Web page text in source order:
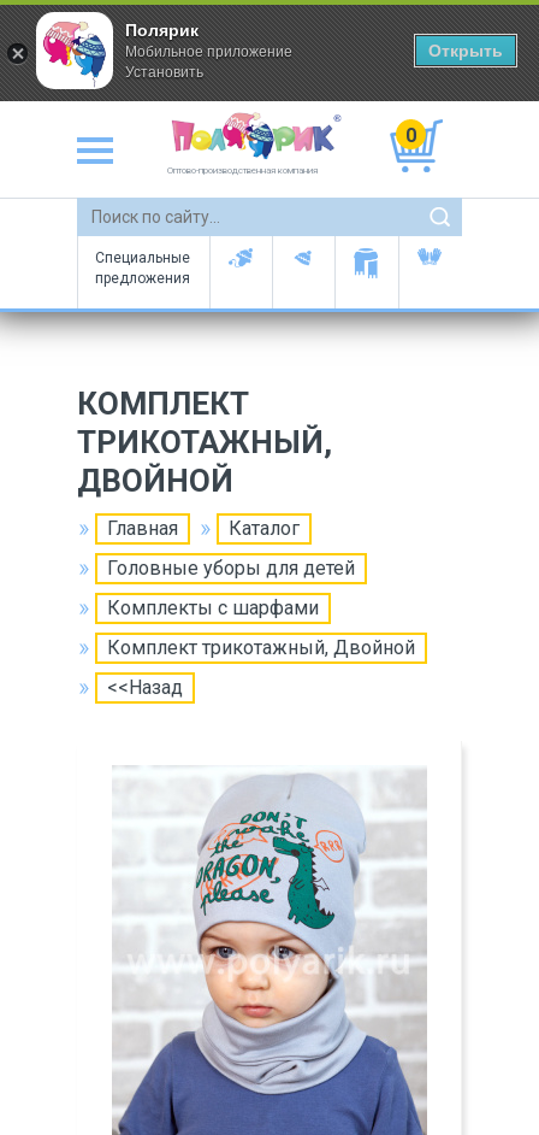
Оптово-производственная компания
0
Специальные
предложения
КОМПЛЕКТ
ТРИКОТАЖНЫЙ,
ДВОЙНОЙ
Главная
Каталог
Головные уборы для детей
Комплекты с шарфами
Комплект трикотажный, Двойной
<<Назад
Полярик
Мобильное приложение
Установить
Открыть